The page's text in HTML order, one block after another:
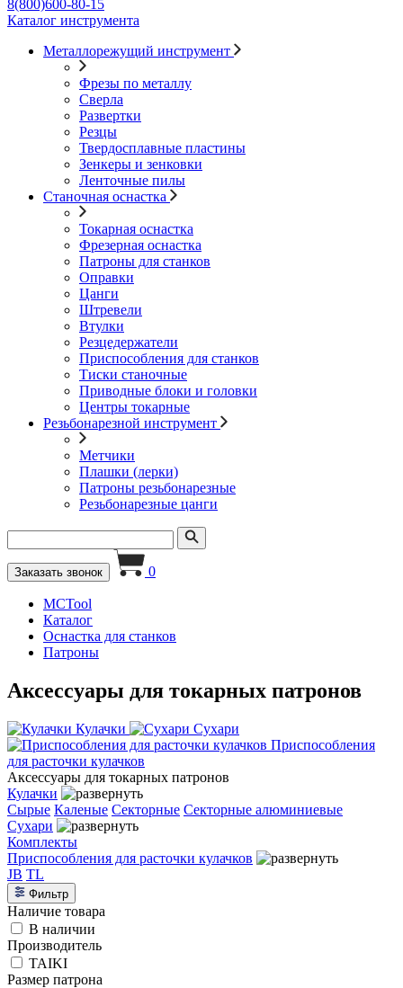
8(800)600-80-15
Каталог инструмента
Металлорежущий инструмент
Фрезы по металлу
Сверла
Развертки
Резцы
Твердосплавные пластины
Зенкеры и зенковки
Ленточные пилы
Станочная оснастка
Токарная оснастка
Фрезерная оснастка
Патроны для станков
Оправки
Цанги
Штревели
Втулки
Резцедержатели
Приспособления для станков
Тиски станочные
Приводные блоки и головки
Центры токарные
Резьбонарезной инструмент
Метчики
Плашки (лерки)
Патроны резьбонарезные
Резьбонарезные цанги
Заказать звонок 0
MCTool
Каталог
Оснастка для станков
Патроны
Аксессуары для токарных патронов
Кулачки
Сухари
Приспособления
для расточки кулачков
Аксессуары для токарных патронов
Кулачки
Сырые Каленые Секторные Секторные алюминиевые
Сухари
Комплекты
Приспособления для расточки кулачков
JB TL
Фильтр
Наличие товара
В наличии
Производитель
TAIKI
Размер патрона